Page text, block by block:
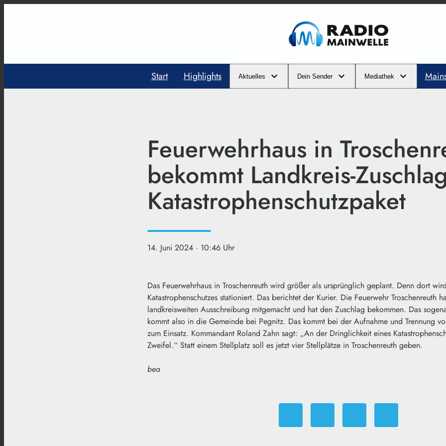
Start Highlights Aktuelles Dein Sender Mediathek
Feuerwehrhaus in
bekommt Landkreis-
Katastrophenschutzpaket
14. Juni 2024 · 10:46 Uhr
Das Feuerwehrhaus in Troschenreuth wird größer als ursprünglich geplant. Denn dort
Katastrophenschutzes stationiert. Das berichtet der Kurier. Die Feuerwehr Troschenreuth
landkreisweiten Ausschreibung mitgemacht und hat den Zuschlag bekommen. Das
kommt also in die Gemeinde bei Pegnitz. Das kommt bei der Aufnahme und Trennung
zum Einsatz. Kommandant Roland Zahn sagt: „An der Dringlichkeit eines
Zweifel.“ Statt einem Stellplatz soll es jetzt vier Stellplätze in Troschenreuth geben.
bea